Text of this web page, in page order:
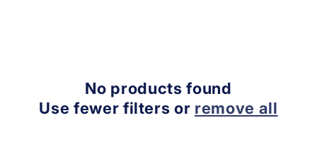
No products found
Use fewer filters or remove all